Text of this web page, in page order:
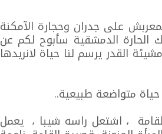
على جدران وحجارة الآمكنة
الحارة الدمشقية سأبوح لكم عن
القدر يرسم لنا حياة لانريدها
متواضعة طبيعية..
، اشتعل راسه شيبا ، يعمل